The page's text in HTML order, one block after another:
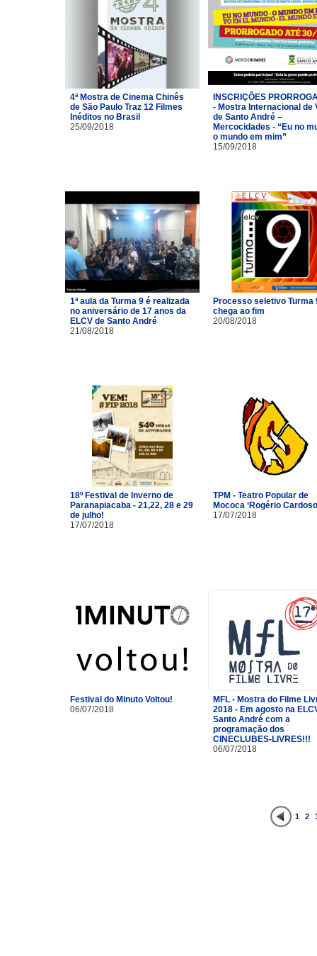
4ª Mostra de Cinema Chinês
de São Paulo Traz 12 Filmes
Inéditos no Brasil
25/09/2018
INSCRIÇÕES
- Mostra Internacional de
de Santo André –
Mercocidades - “Eu no
o mundo em mim”
15/09/2018
1ª aula da Turma 9 é realizada
no aniversário de 17 anos da
ELCV de Santo André
21/08/2018
Processo seletivo Turma
chega ao fim
20/08/2018
18º Festival de Inverno de
Paranapiacaba - 21,22, 28 e 29
de julho!
17/07/2018
TPM - Teatro Popular de
Mococa ‘Rogério
17/07/2018
Festival do Minuto Voltou!
06/07/2018
MFL - Mostra do Filme
2018 - Em agosto na
Santo André com a
programação dos
CINECLUBES-LIVRES!!!
06/07/2018
1 2